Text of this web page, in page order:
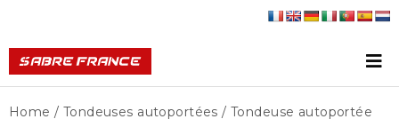
Home / Tondeuses autoportées / Tondeuse autoportée